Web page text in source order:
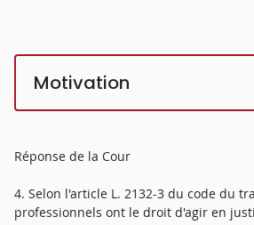
Motivation
Réponse de la Cour
4. Selon l'article L. 2132-3 du code du
professionnels ont le droit d'agir en